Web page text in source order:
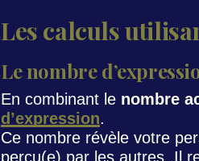
Les calculs
Le nombre
En combinant le nombre
d’expression.
Ce nombre révèle votre
perçu(e) par les autres. Il